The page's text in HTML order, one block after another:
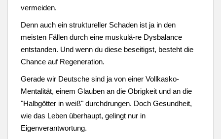
vermeiden.
Denn auch ein struktureller Schaden ist ja in den
meisten Fällen durch eine muskulä-re Dysbalance
entstanden. Und wenn du diese beseitigst, besteht die
Chance auf Regeneration.
Gerade wir Deutsche sind ja von einer Vollkasko-
Mentalität, einem Glauben an die Obrigkeit und an die
"Halbgötter in weiß" durchdrungen. Doch Gesundheit,
wie das Leben überhaupt, gelingt nur in
Eigenverantwortung.